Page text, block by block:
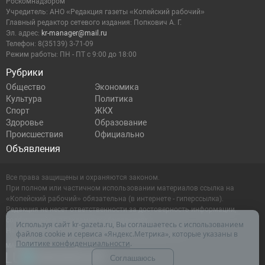
Рубрики
Общество
Экономика
Культура
Политика
Спорт
ЖКХ
Здоровье
Образование
Происшествия
Официально
Объявления
Учредитель: АНО «Редакция газеты «Копейский рабочий»
Главный редактор сетевого издания: Попкович А. Г.
Эл. адрес: kr-manager@mail.ru
Телефон: 8(35139) 3-71-09
Режим работы: ПН - ПТ с 9:00 до 18:00
Все права защищены и охраняются законом.
При полном или частичном использовании материалов ссылка на
«Копейский рабочий» обязательна (в интернете - гиперссылка).
Редакция не несет ответственности за достоверность информации,
содержащейся в рекламных объявлениях.
Настоящий ресурс может содержать материалы 16+
Используя сайт kr-gazeta.ru, Вы соглашаетесь с использованием
файлов cookie и сервиса «Яндекс.Метрика», которые указаны в
Политике конфиденциальности.
Соглашаюсь